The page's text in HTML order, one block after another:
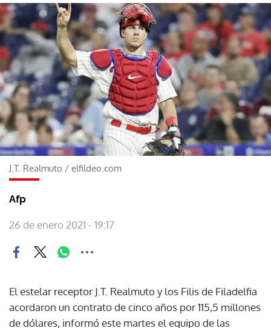
J.T. Realmuto / elfildeo.com
Afp
26 de enero 2021 - 19:17
El estelar receptor J.T. Realmuto y los Filis de Filadelfia
acordaron un contrato de cinco años por 115,5 millones
de dólares, informó este martes el equipo de las